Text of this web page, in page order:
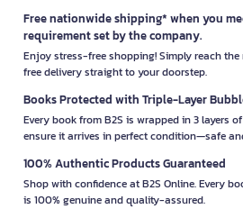
Free nationwide shipping* when you
requirement set by the company.
Enjoy stress-free shopping! Simply reach
free delivery straight to your doorstep.
Books Protected with Triple-Layer
Every book from B2S is wrapped in 3 layers
ensure it arrives in perfect condition—safe
100% Authentic Products Guaranteed
Shop with confidence at B2S Online. Every
is 100% genuine and quality-assured.